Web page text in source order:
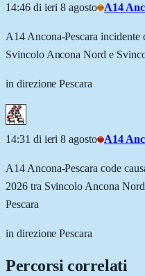
14:46 di ieri 8 agosto A14
A14 Ancona-Pescara incidente
Svincolo Ancona Nord e
in direzione Pescara
14:31 di ieri 8 agosto A14
A14 Ancona-Pescara code
2026 tra Svincolo Ancona
Pescara
in direzione Pescara
Percorsi correlati